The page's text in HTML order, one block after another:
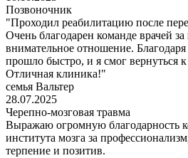
Позвоночник
"Проходил реабилитацию после
Очень благодарен команде врачей
внимательное отношение.
прошло быстро, и я смог вернуться
Отличная клиника!"
семья Вальтер
28.07.2025
Черепно-мозговая травма
Выражаю огромную благодарность
института мозга за
терпение и позитив.